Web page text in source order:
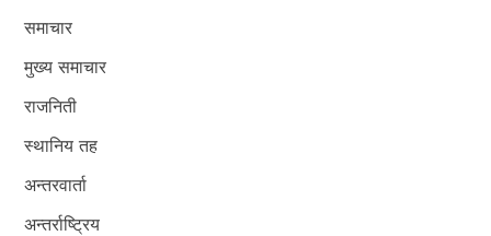
समाचार
मुख्य समाचार
राजनिती
स्थानिय तह
अन्तरवार्ता
अन्तर्राष्ट्रिय